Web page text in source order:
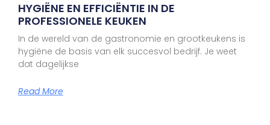
HYGIËNE EN EFFICIËNTIE IN DE
PROFESSIONELE KEUKEN
In de wereld van de gastronomie en grootkeukens is
hygiëne de basis van elk succesvol bedrijf. Je weet
dat dagelijkse
Read More